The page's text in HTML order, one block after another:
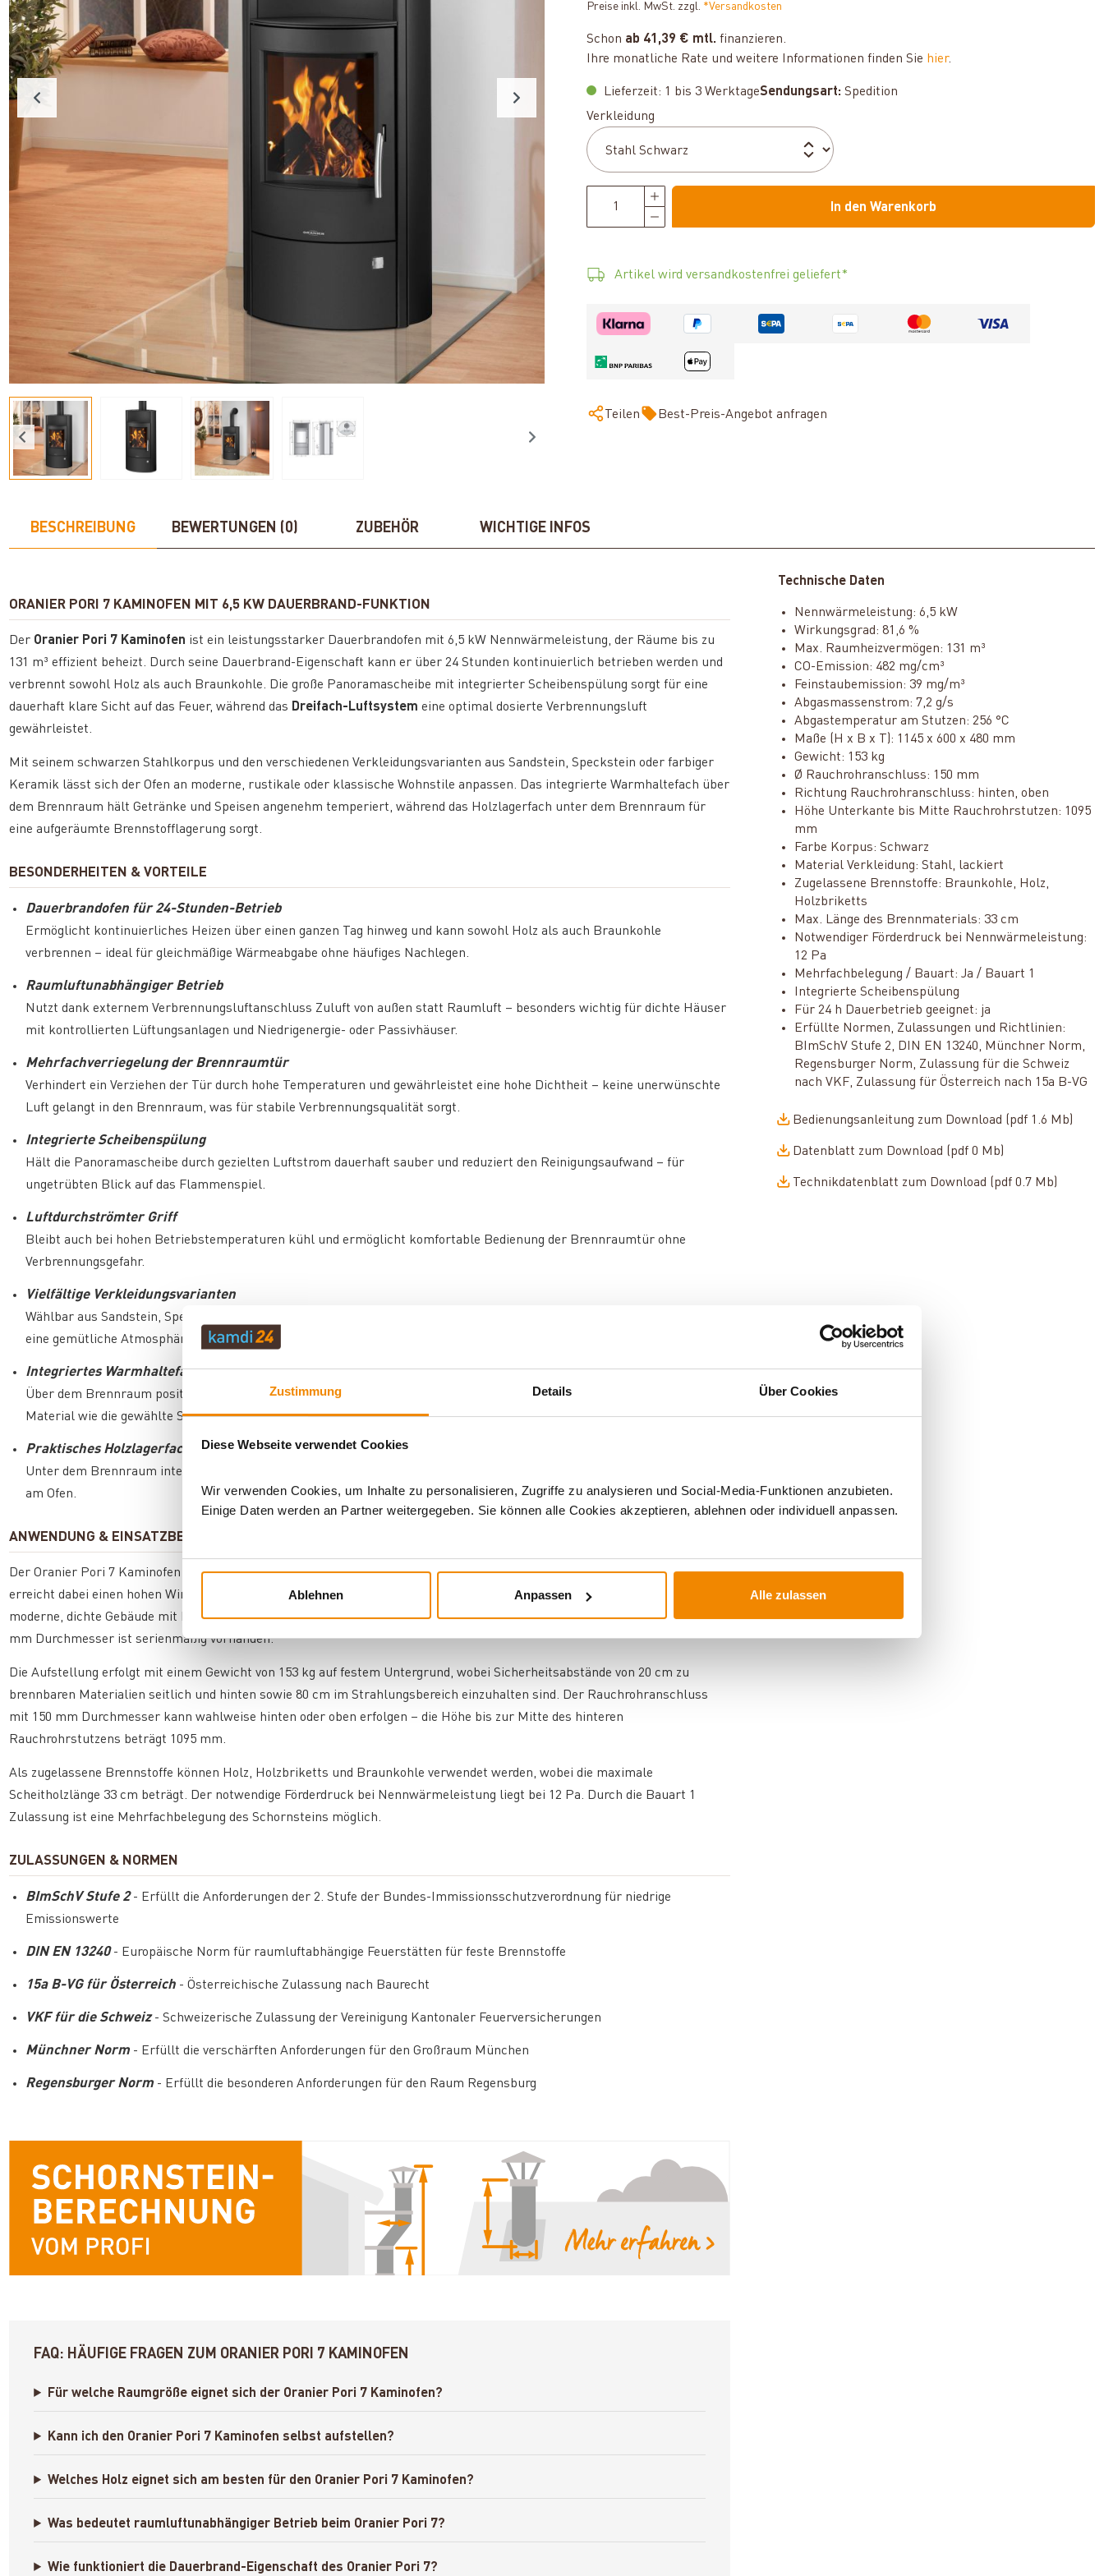
Zustimmung Details Über Cookies
Diese Webseite verwendet Cookies
Wir verwenden Cookies, um Inhalte zu personalisieren, Zugriffe zu analysieren und Social-Media-Funktionen anzubieten.
Einige Daten werden an Partner weitergegeben. Sie können alle Cookies akzeptieren, ablehnen oder individuell anpassen.
Ablehnen Anpassen Alle zulassen
Preise inkl. MwSt. zzgl. *Versandkosten
Schon ab 41,39 € mtl. finanzieren.
Ihre monatliche Rate und weitere Informationen finden Sie hier.
Lieferzeit: 1 bis 3 WerktageSendungsart: Spedition
Verkleidung
In den Warenkorb
Artikel wird versandkostenfrei geliefert*
Teilen Best-Preis-Angebot anfragen
BESCHREIBUNG BEWERTUNGEN (0) ZUBEHÖR WICHTIGE INFOS
ORANIER PORI 7 KAMINOFEN MIT 6,5 KW DAUERBRAND-FUNKTION
Der Oranier Pori 7 Kaminofen ist ein leistungsstarker Dauerbrandofen mit 6,5 kW Nennwärmeleistung, der Räume bis zu
131 m³ effizient beheizt. Durch seine Dauerbrand-Eigenschaft kann er über 24 Stunden kontinuierlich betrieben werden und
verbrennt sowohl Holz als auch Braunkohle. Die große Panoramascheibe mit integrierter Scheibenspülung sorgt für eine
dauerhaft klare Sicht auf das Feuer, während das Dreifach-Luftsystem eine optimal dosierte Verbrennungsluft
gewährleistet.
Mit seinem schwarzen Stahlkorpus und den verschiedenen Verkleidungsvarianten aus Sandstein, Speckstein oder farbiger
Keramik lässt sich der Ofen an moderne, rustikale oder klassische Wohnstile anpassen. Das integrierte Warmhaltefach über
dem Brennraum hält Getränke und Speisen angenehm temperiert, während das Holzlagerfach unter dem Brennraum für
eine aufgeräumte Brennstofflagerung sorgt.
BESONDERHEITEN & VORTEILE
Dauerbrandofen für 24-Stunden-Betrieb
Ermöglicht kontinuierliches Heizen über einen ganzen Tag hinweg und kann sowohl Holz als auch Braunkohle
verbrennen – ideal für gleichmäßige Wärmeabgabe ohne häufiges Nachlegen.
Raumluftunabhängiger Betrieb
Nutzt dank externem Verbrennungsluftanschluss Zuluft von außen statt Raumluft – besonders wichtig für dichte Häuser
mit kontrollierten Lüftungsanlagen und Niedrigenergie- oder Passivhäuser.
Mehrfachverriegelung der Brennraumtür
Verhindert ein Verziehen der Tür durch hohe Temperaturen und gewährleistet eine hohe Dichtheit – keine unerwünschte
Luft gelangt in den Brennraum, was für stabile Verbrennungsqualität sorgt.
Integrierte Scheibenspülung
Hält die Panoramascheibe durch gezielten Luftstrom dauerhaft sauber und reduziert den Reinigungsaufwand – für
ungetrübten Blick auf das Flammenspiel.
Luftdurchströmter Griff
Bleibt auch bei hohen Betriebstemperaturen kühl und ermöglicht komfortable Bedienung der Brennraumtür ohne
Verbrennungsgefahr.
Vielfältige Verkleidungsvarianten
Wählbar aus Sandstein, Speckstein oder verschiedenfarbiger Keramik – die warmen Naturtöne des Sandsteins schaffen
eine gemütliche Atmosphäre, während die dunklen Speckstein-Oberflächen modern und elegant wirken.
Integriertes Warmhaltefach
Über dem Brennraum positioniert, hält Getränke und Speisen angenehm temperiert – der Boden besteht aus demselben
Material wie die gewählte Seitenverkleidung.
Praktisches Holzlagerfach
Unter dem Brennraum integriert mit passender Tür im Lieferumfang – sorgt für aufgeräumte Brennstofflagerung direkt
am Ofen.
ANWENDUNG & EINSATZBEREICH
Der Oranier Pori 7 Kaminofen eignet sich mit seiner Nennwärmeleistung von 6,5 kW optimal für Räume bis 131 m³ und
erreicht dabei einen hohen Wirkungsgrad von 81,6 %. Durch den raumluftunabhängigen Betrieb ist er besonders für
moderne, dichte Gebäude mit kontrollierten Lüftungsanlagen geeignet – ein externer Verbrennungsluftanschluss mit 100
mm Durchmesser ist serienmäßig vorhanden.
Die Aufstellung erfolgt mit einem Gewicht von 153 kg auf festem Untergrund, wobei Sicherheitsabstände von 20 cm zu
brennbaren Materialien seitlich und hinten sowie 80 cm im Strahlungsbereich einzuhalten sind. Der Rauchrohranschluss
mit 150 mm Durchmesser kann wahlweise hinten oder oben erfolgen – die Höhe bis zur Mitte des hinteren
Rauchrohrstutzens beträgt 1095 mm.
Als zugelassene Brennstoffe können Holz, Holzbriketts und Braunkohle verwendet werden, wobei die maximale
Scheitholzlänge 33 cm beträgt. Der notwendige Förderdruck bei Nennwärmeleistung liegt bei 12 Pa. Durch die Bauart 1
Zulassung ist eine Mehrfachbelegung des Schornsteins möglich.
ZULASSUNGEN & NORMEN
BImSchV Stufe 2- Erfüllt die Anforderungen der 2. Stufe der Bundes-Immissionsschutzverordnung für niedrige
Emissionswerte
DIN EN 13240- Europäische Norm für raumluftabhängige Feuerstätten für feste Brennstoffe
15a B-VG für Österreich - Österreichische Zulassung nach Baurecht
VKF für die Schweiz- Schweizerische Zulassung der Vereinigung Kantonaler Feuerversicherungen
Münchner Norm - Erfüllt die verschärften Anforderungen für den Großraum München
Regensburger Norm - Erfüllt die besonderen Anforderungen für den Raum Regensburg
FAQ: HÄUFIGE FRAGEN ZUM ORANIER PORI 7 KAMINOFEN
Für welche Raumgröße eignet sich der Oranier Pori 7 Kaminofen?
Kann ich den Oranier Pori 7 Kaminofen selbst aufstellen?
Welches Holz eignet sich am besten für den Oranier Pori 7 Kaminofen?
Was bedeutet raumluftunabhängiger Betrieb beim Oranier Pori 7?
Wie funktioniert die Dauerbrand-Eigenschaft des Oranier Pori 7?
Technische Daten
Nennwärmeleistung: 6,5 kW
Wirkungsgrad: 81,6 %
Max. Raumheizvermögen: 131 m³
CO-Emission: 482 mg/cm³
Feinstaubemission: 39 mg/m³
Abgasmassenstrom: 7,2 g/s
Abgastemperatur am Stutzen: 256 °C
Maße (H x B x T): 1145 x 600 x 480 mm
Gewicht: 153 kg
Ø Rauchrohranschluss: 150 mm
Richtung Rauchrohranschluss: hinten, oben
Höhe Unterkante bis Mitte Rauchrohrstutzen: 1095
mm
Farbe Korpus: Schwarz
Material Verkleidung: Stahl, lackiert
Zugelassene Brennstoffe: Braunkohle, Holz,
Holzbriketts
Max. Länge des Brennmaterials: 33 cm
Notwendiger Förderdruck bei Nennwärmeleistung:
12 Pa
Mehrfachbelegung / Bauart: Ja / Bauart 1
Integrierte Scheibenspülung
Für 24 h Dauerbetrieb geeignet: ja
Erfüllte Normen, Zulassungen und Richtlinien:
BImSchV Stufe 2, DIN EN 13240, Münchner Norm,
Regensburger Norm, Zulassung für die Schweiz
nach VKF, Zulassung für Österreich nach 15a B-VG
Bedienungsanleitung zum Download (pdf 1.6 Mb)
Datenblatt zum Download (pdf 0 Mb)
Technikdatenblatt zum Download (pdf 0.7 Mb)